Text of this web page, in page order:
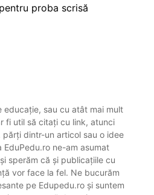
proba scrisă
educație, sau cu atât mai mult
fi util să citați cu link, atunci
dintr-un articol sau o idee
ne-am asumat
sperăm că și publicațiile cu
vor face la fel. Ne bucurăm
pe Edupedu.ro și suntem